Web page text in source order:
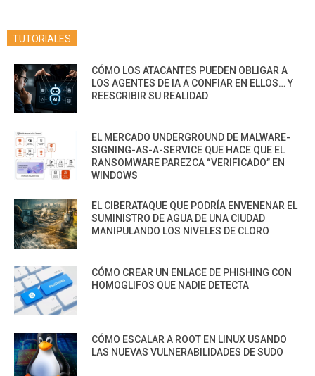
TUTORIALES
CÓMO LOS ATACANTES PUEDEN OBLIGAR A
LOS AGENTES DE IA A CONFIAR EN ELLOS… Y
REESCRIBIR SU REALIDAD
EL MERCADO UNDERGROUND DE MALWARE-
SIGNING-AS-A-SERVICE QUE HACE QUE EL
RANSOMWARE PAREZCA “VERIFICADO” EN
WINDOWS
EL CIBERATAQUE QUE PODRÍA ENVENENAR EL
SUMINISTRO DE AGUA DE UNA CIUDAD
MANIPULANDO LOS NIVELES DE CLORO
CÓMO CREAR UN ENLACE DE PHISHING CON
HOMOGLIFOS QUE NADIE DETECTA
CÓMO ESCALAR A ROOT EN LINUX USANDO
LAS NUEVAS VULNERABILIDADES DE SUDO